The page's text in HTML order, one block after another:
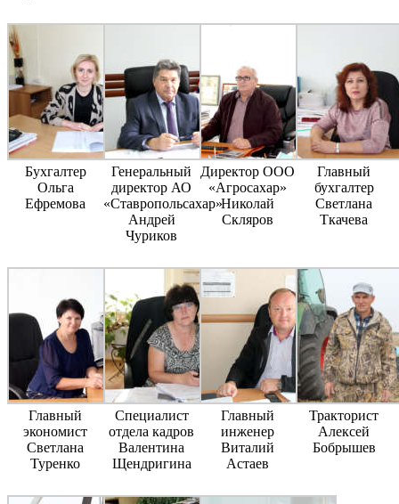
Бухгалтер
Ольга
Ефремова
Генеральный
директор АО
«Ставропольсахар»
Андрей
Чуриков
Директор ООО
«Агросахар»
Николай
Скляров
Главный
бухгалтер
Светлана
Ткачева
Главный
экономист
Светлана
Туренко
Специалист
отдела кадров
Валентина
Щендригина
Главный
инженер
Виталий
Астаев
Тракторист
Алексей
Бобрышев